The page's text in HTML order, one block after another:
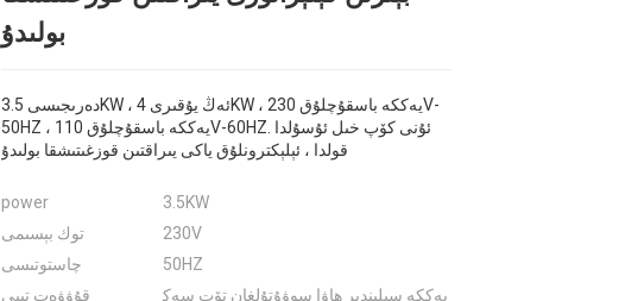
بولىدۇ
دەرىجىسى 3.5KW ، ئەڭ يۇقىرى 4KW ، يەككە باسقۇچلۇق 230V-
50HZ ، يەككە باسقۇچلۇق 110V-60HZ. ئۇنى كۆپ خىل ئۇسۇلدا
قولدا ، ئېلېكترونلۇق ياكى يىراقتىن قوزغىتىشقا بولىدۇ
power
3.5KW
توك بېسىمى
230V
چاستوتىسى
50HZ
قۇۋۋەت تىپى
يەككە سىلىندىر ھاۋا سوۋۇتۇلغان تۆت سەك